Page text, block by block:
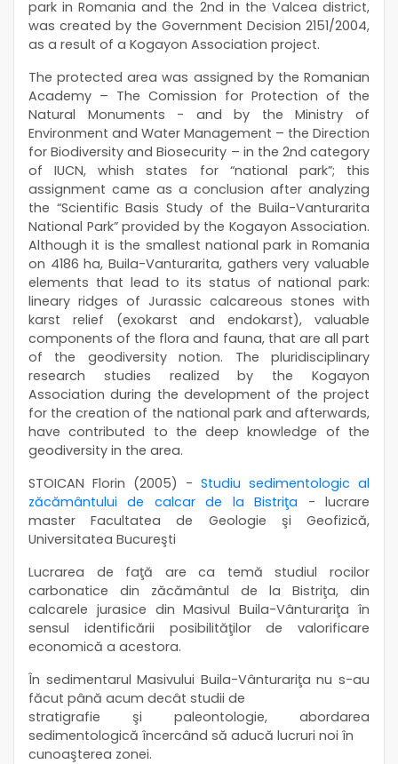
park in Romania and the 2nd in the Valcea district,
was created by the Government Decision 2151/2004,
as a result of a Kogayon Association project.
The protected area was assigned by the Romanian
Academy – The Comission for Protection of the
Natural Monuments - and by the Ministry of
Environment and Water Management – the Direction
for Biodiversity and Biosecurity – in the 2nd category
of IUCN, whish states for “national park”; this
assignment came as a conclusion after analyzing
the “Scientific Basis Study of the Buila-Vanturarita
National Park” provided by the Kogayon Association.
Although it is the smallest national park in Romania
on 4186 ha, Buila-Vanturarita, gathers very valuable
elements that lead to its status of national park:
lineary ridges of Jurassic calcareous stones with
karst relief (exokarst and endokarst), valuable
components of the flora and fauna, that are all part
of the geodiversity notion. The pluridisciplinary
research studies realized by the Kogayon
Association during the development of the project
for the creation of the national park and afterwards,
have contributed to the deep knowledge of the
geodiversity in the area.
STOICAN Florin (2005) - Studiu sedimentologic al
zăcământului de calcar de la Bistriţa - lucrare
master Facultatea de Geologie şi Geofizică,
Universitatea Bucureşti
Lucrarea de faţă are ca temă studiul rocilor
carbonatice din zăcământul de la Bistriţa, din
calcarele jurasice din Masivul Buila-Vânturariţa în
sensul identificării posibilităţilor de valorificare
economică a acestora.
În sedimentarul Masivului Buila-Vânturariţa nu s-au
făcut până acum decât studii de
stratigrafie şi paleontologie, abordarea
sedimentologică încercând să aducă lucruri noi în
cunoaşterea zonei.